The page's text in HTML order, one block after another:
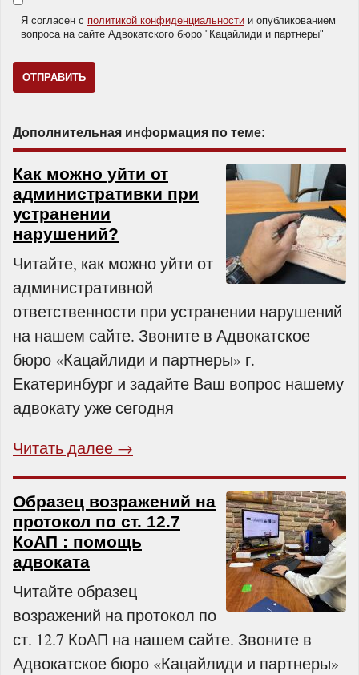
Я согласен с политикой конфиденциальности и опубликованием
вопроса на сайте Адвокатского бюро "Кацайлиди и партнеры"
Дополнительная информация по теме:
Как можно уйти от
административки при
устранении
нарушений?
Читайте, как можно уйти от
административной
ответственности при устранении нарушений
на нашем сайте. Звоните в Адвокатское
бюро «Кацайлиди и партнеры» г.
Екатеринбург и задайте Ваш вопрос нашему
адвокату уже сегодня
Читать далее →
Образец возражений на
протокол по ст. 12.7
КоАП : помощь
адвоката
Читайте образец
возражений на протокол по
ст. 12.7 КоАП на нашем сайте. Звоните в
Адвокатское бюро «Кацайлиди и партнеры»